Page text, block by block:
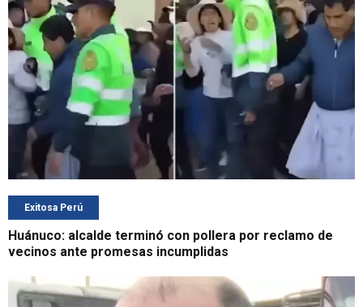
Exitosa Perú
Huánuco: alcalde terminó con pollera por reclamo de
vecinos ante promesas incumplidas